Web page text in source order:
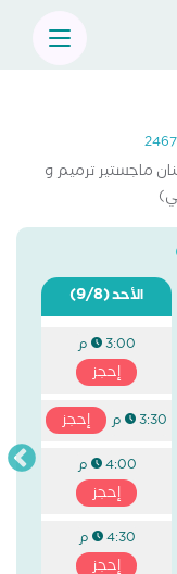
2467
ماجستير ترميم و
الأحد(9/8)
3:00 م
إحجز
3:30 م إحجز
4:00 م
إحجز
4:30 م
إحجز